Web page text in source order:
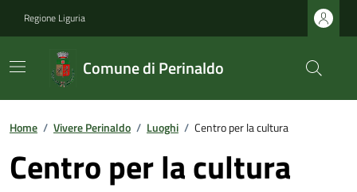
Regione Liguria
Comune di Perinaldo
Home / Vivere Perinaldo / Luoghi / Centro per la cultura
Centro per la cultura